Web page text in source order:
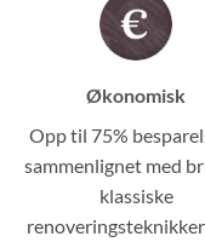
Økonomisk
Opp til 75%
sammenlignet med
klassiske